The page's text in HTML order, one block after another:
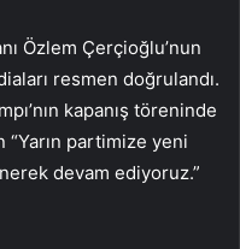
Özlem Çerçioğlu’nun
resmen doğrulandı.
kapanış töreninde
“Yarın partimize yeni
devam ediyoruz.”